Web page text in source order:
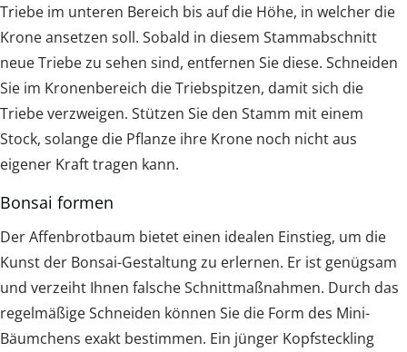
Triebe im unteren Bereich bis auf die Höhe, in welcher die
Krone ansetzen soll. Sobald in diesem Stammabschnitt
neue Triebe zu sehen sind, entfernen Sie diese. Schneiden
Sie im Kronenbereich die Triebspitzen, damit sich die
Triebe verzweigen. Stützen Sie den Stamm mit einem
Stock, solange die Pflanze ihre Krone noch nicht aus
eigener Kraft tragen kann.
Bonsai formen
Der Affenbrotbaum bietet einen idealen Einstieg, um die
Kunst der Bonsai-Gestaltung zu erlernen. Er ist genügsam
und verzeiht Ihnen falsche Schnittmaßnahmen. Durch das
regelmäßige Schneiden können Sie die Form des Mini-
Bäumchens exakt bestimmen. Ein jünger Kopfsteckling